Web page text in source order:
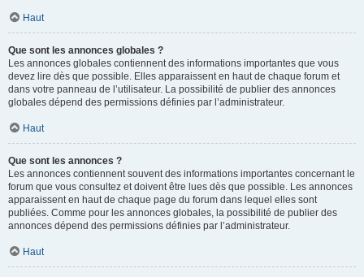
Haut
Que sont les annonces globales ?
Les annonces globales contiennent des informations importantes que vous
devez lire dès que possible. Elles apparaissent en haut de chaque forum et
dans votre panneau de l’utilisateur. La possibilité de publier des annonces
globales dépend des permissions définies par l’administrateur.
Haut
Que sont les annonces ?
Les annonces contiennent souvent des informations importantes concernant le
forum que vous consultez et doivent être lues dès que possible. Les annonces
apparaissent en haut de chaque page du forum dans lequel elles sont
publiées. Comme pour les annonces globales, la possibilité de publier des
annonces dépend des permissions définies par l’administrateur.
Haut